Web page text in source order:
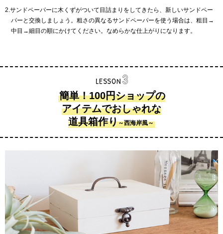
2.サンドペーパーに木くずがついて目詰まりをしてきたら、新しいサンドペー
パーと交換しましょう。粗さの異なるサンドペーパーを使う場合は、粗目→
中目→細目の順にかけてください。なめらかな仕上がりになります。
簡単！100円ショップの
アイテムでおしゃれな
道具箱作り～西海岸風～